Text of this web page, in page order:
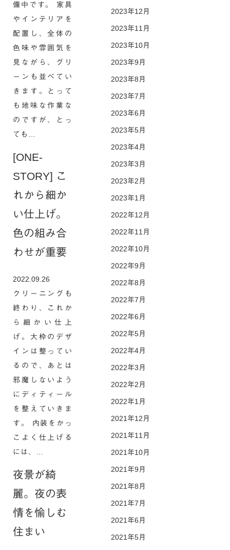
備中です。 家具
やインテリアを
配置し、全体の
色味や雰囲気を
見ながら、グリ
ーンも並べてい
きます。とって
も地味な作業な
のですが、とっ
ても…
[ONE-
STORY] こ
れから細か
い仕上げ。
色の組み合
わせが重要
2022.09.26
クリーニングも
終わり、これか
ら細かい仕上
げ。大枠のデザ
インは整ってい
るので、あとは
邪魔しないよう
にディティール
を整えていきま
す。 内装をかっ
こよく仕上げる
には、…
夜景が綺
麗。夜の表
情を愉しむ
住まい
2023年12月
2023年11月
2023年10月
2023年9月
2023年8月
2023年7月
2023年6月
2023年5月
2023年4月
2023年3月
2023年2月
2023年1月
2022年12月
2022年11月
2022年10月
2022年9月
2022年8月
2022年7月
2022年6月
2022年5月
2022年4月
2022年3月
2022年2月
2022年1月
2021年12月
2021年11月
2021年10月
2021年9月
2021年8月
2021年7月
2021年6月
2021年5月